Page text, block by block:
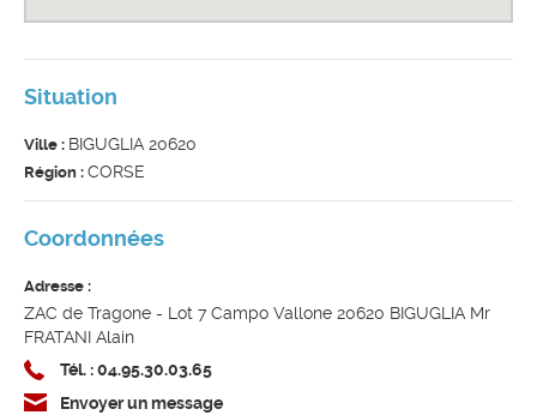
Situation
Ville : BIGUGLIA 20620
Région : CORSE
Coordonnées
Adresse :
ZAC de Tragone - Lot 7 Campo Vallone 20620 BIGUGLIA Mr
FRATANI Alain
Tél. : 04.95.30.03.65
Envoyer un message